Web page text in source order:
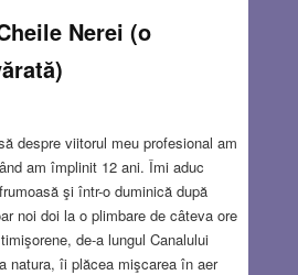
Nerei (o
despre viitorul meu profesional am
am împlinit 12 ani. Îmi aduc
şi într-o duminică după
noi doi la o plimbare de câteva ore
de-a lungul Canalului
natura, îi plăcea mişcarea în aer